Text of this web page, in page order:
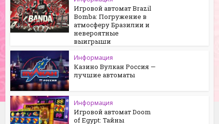
Игровой автомат Brazil
Bomba: Погружение в
атмосферу Бразилии и
невероятные
выигрыши
Информация
Казино Вулкан Россия —
лучшие автоматы
Информация
Игровой автомат Doom
of Egypt: Тайны